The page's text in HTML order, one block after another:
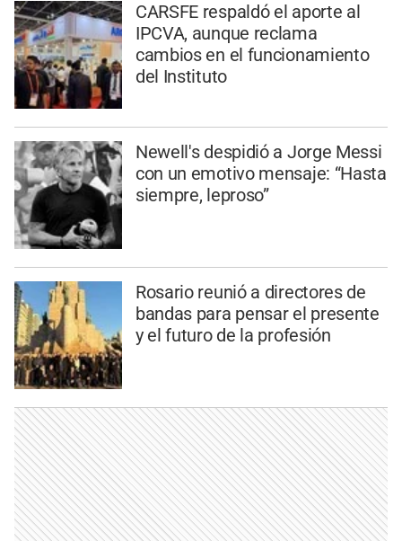
CARSFE respaldó el aporte al
IPCVA, aunque reclama
cambios en el funcionamiento
del Instituto
Newell's despidió a Jorge Messi
con un emotivo mensaje: “Hasta
siempre, leproso”
Rosario reunió a directores de
bandas para pensar el presente
y el futuro de la profesión